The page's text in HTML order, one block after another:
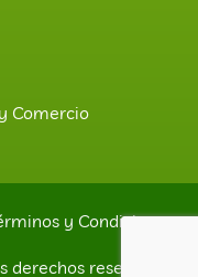
Comercio
reservados
y Condiciones